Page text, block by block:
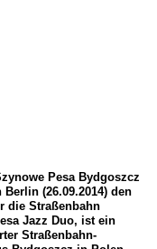
Pesa Bydgoszcz
(26.09.2014) den
die Straßenbahn
Jazz Duo, ist ein
Straßenbahn-